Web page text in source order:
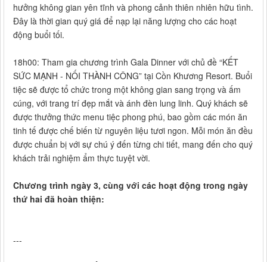
hưởng không gian yên tĩnh và phong cảnh thiên nhiên hữu tình.
Đây là thời gian quý giá để nạp lại năng lượng cho các hoạt
động buổi tối.
18h00: Tham gia chương trình Gala Dinner với chủ đề “KẾT
SỨC MẠNH - NỐI THÀNH CÔNG” tại Cồn Khương Resort. Buổi
tiệc sẽ được tổ chức trong một không gian sang trọng và ấm
cúng, với trang trí đẹp mắt và ánh đèn lung linh. Quý khách sẽ
được thưởng thức menu tiệc phong phú, bao gồm các món ăn
tinh tế được chế biến từ nguyên liệu tươi ngon. Mỗi món ăn đều
được chuẩn bị với sự chú ý đến từng chi tiết, mang đến cho quý
khách trải nghiệm ẩm thực tuyệt vời.
Chương trình ngày 3, cùng với các hoạt động trong ngày
thứ hai đã hoàn thiện:
---